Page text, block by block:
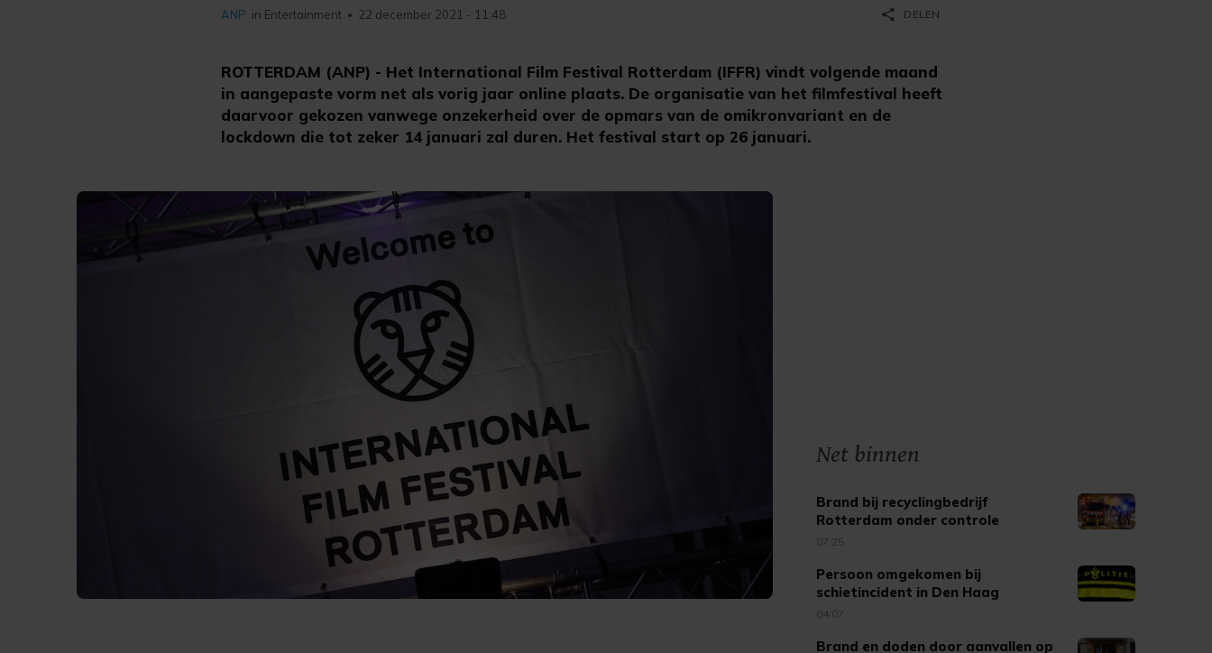
ROTTERDAM (ANP) - Het International Film Festival Rotterdam (IFFR) vindt volgende maand
in aangepaste vorm net als vorig jaar online plaats. De organisatie van het filmfestival heeft
daarvoor gekozen vanwege onzekerheid over de opmars van de omikronvariant en de
lockdown die tot zeker 14 januari zal duren. Het festival start op 26 januari.
ANP in Entertainment • 22 december 2021 - 11:48 share DELEN
Net binnen
Brand bij recyclingbedrijf
Rotterdam onder controle
07:25
Persoon omgekomen bij
schietincident in Den Haag
04:07
Brand en doden door aanvallen op